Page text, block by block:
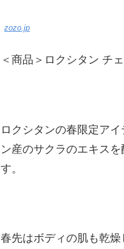
zozo.jp
＜商品＞ロクシタン チ
ロクシタンの春限定ア
ン産のサクラのエキス
す。
春先はボディの肌も乾